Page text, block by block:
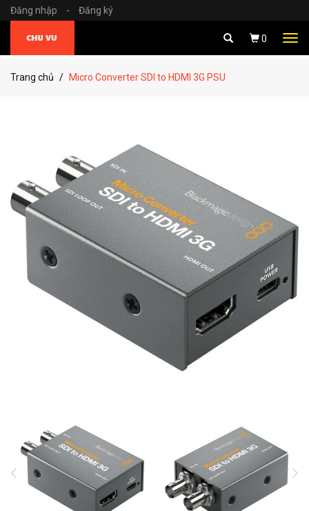
Đăng nhập - Đăng ký
0
Trang chủ Micro Converter SDI to HDMI 3G PSU